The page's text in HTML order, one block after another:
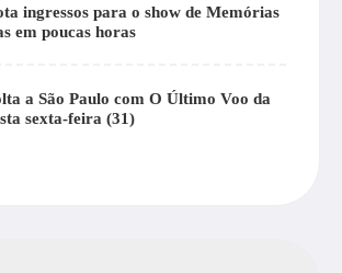
ingressos para o show de Memórias
em poucas horas
a São Paulo com O Último Voo da
sexta-feira (31)